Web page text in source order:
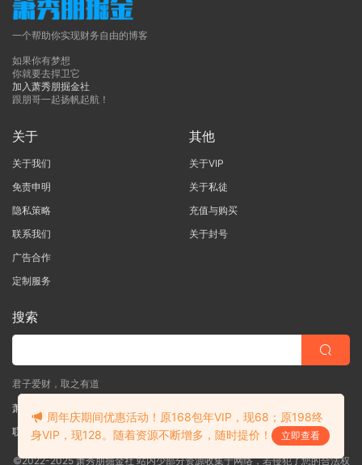
一个帮助你实现财务自由的博客
如果你有梦想
你就要去捍卫它
加入萧秀朋掘金社
跟朋哥一起扬帆起航！
关于
关于我们
免责申明
隐私策略
联系我们
广告合作
定制服务
其他
关于VIP
关于私徒
充值与购买
关于封号
搜索
君子爱财，取之有道
萧秀朋掘金社
联系客服(说明需求，勿问在否)
©2022-2025 萧秀朋掘金社 站内少部分资源收集于网络，若侵犯了您的合法权
周年庆期间优惠活动！原168包年VIP，现68；原198终
身VIP，现128。随着资源不断增多，随时提价！
立即查看